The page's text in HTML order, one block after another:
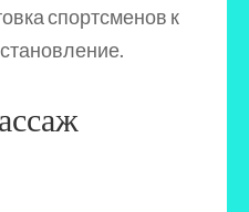
спортсменов к